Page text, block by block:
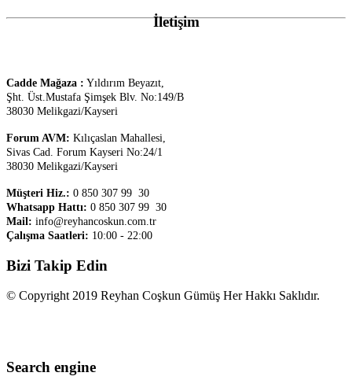
İletişim
Cadde Mağaza : Yıldırım Beyazıt,
Şht. Üst. Mustafa Şimşek Blv. No:149/B
38030 Melikgazi/Kayseri
Forum AVM: Kılıçaslan Mahallesi,
Sivas Cad. Forum Kayseri No:24/1
38030 Melikgazi/Kayseri
Müşteri Hiz.: 0 850 307 99 30
Whatsapp Hattı: 0 850 307 99 30
Mail: info@reyhancoskun.com.tr
Çalışma Saatleri: 10:00 - 22:00
Bizi Takip Edin
© Copyright 2019 Reyhan Coşkun Gümüş Her Hakkı Saklıdır.
Search engine